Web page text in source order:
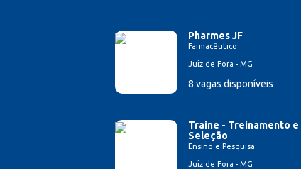
Pharmes JF
Farmacêutico
Juiz de Fora - MG
8 vagas disponíveis
Traine - Treinamento e
Seleção
Ensino e Pesquisa
Juiz de Fora - MG